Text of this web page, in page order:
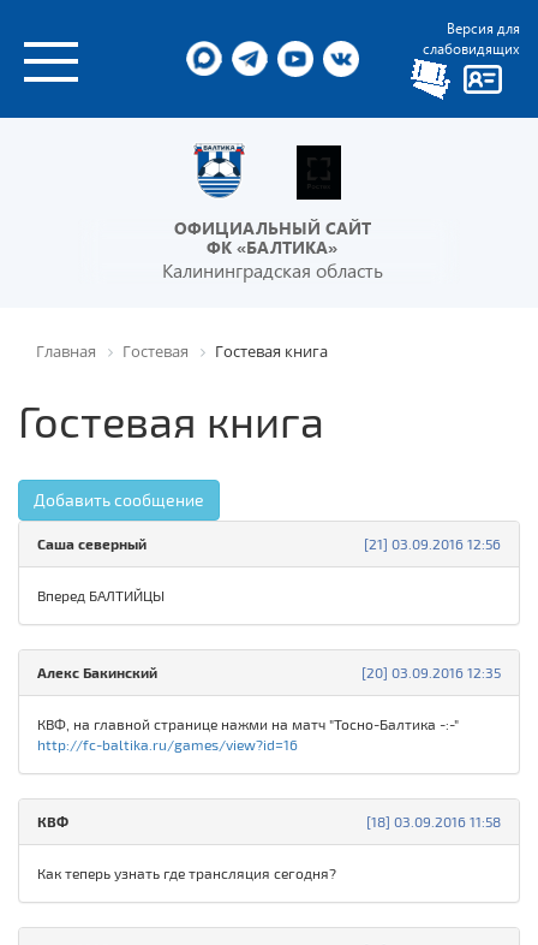
Версия для
слабовидящих
ОФИЦИАЛЬНЫЙ САЙТ
ФК «БАЛТИКА»
Калининградская область
Главная Гостевая Гостевая книга
Гостевая книга
Добавить сообщение
[21] 03.09.2016 12:56
Саша северный
Вперед БАЛТИЙЦЫ
[20] 03.09.2016 12:35
Алекс Бакинский
КВФ, на главной странице нажми на матч "Тосно-Балтика -:-"
http://fc-baltika.ru/games/view?id=16
[18] 03.09.2016 11:58
КВФ
Как теперь узнать где трансляция сегодня?